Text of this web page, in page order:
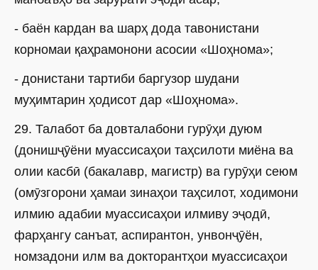
- баён кардан ва шарҳ дода тавонистани
корномаи қаҳрамонони асосии «Шоҳнома»;
- донистани тартиби баргузор шудани
муҳимтарин ҳодисот дар «Шоҳнома».
29. Талабот ба довталабони гурӯҳи дуюм
(донишҷӯёни муассисаҳои таҳсилоти миёна ва
олии касбӣ (бакалавр, магистр) ва гурӯҳи сеюм
(омӯзгорони ҳамаи зинаҳои таҳсилот, ходимони
илмию адабии муассисаҳои илмиву эҷодӣ,
фарҳангу санъат, аспирантон, унвонҷӯён,
номзадони илм ва докторантҳои муассисаҳои